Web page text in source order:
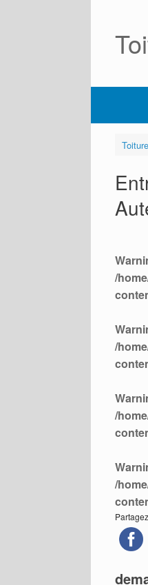
/
/
/
/